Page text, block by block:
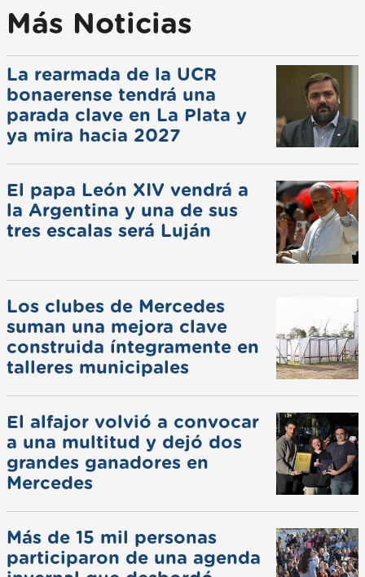
Más Noticias
La rearmada de la UCR
bonaerense tendrá una
parada clave en La Plata y
ya mira hacia 2027
El papa León XIV vendrá a
la Argentina y una de sus
tres escalas será Luján
Los clubes de Mercedes
suman una mejora clave
construida íntegramente en
talleres municipales
El alfajor volvió a convocar
a una multitud y dejó dos
grandes ganadores en
Mercedes
Más de 15 mil personas
participaron de una agenda